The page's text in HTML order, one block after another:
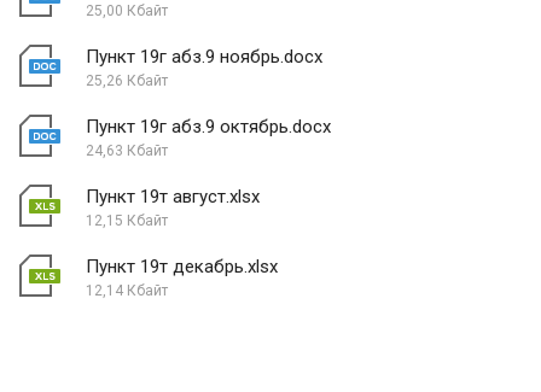
25,00 Кбайт
Пункт 19г абз.9 ноябрь.docx
25,26 Кбайт
Пункт 19г абз.9 октябрь.docx
24,63 Кбайт
Пункт 19т август.xlsx
12,15 Кбайт
Пункт 19т декабрь.xlsx
12,14 Кбайт